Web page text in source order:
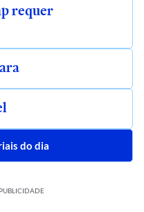
requer
do dia